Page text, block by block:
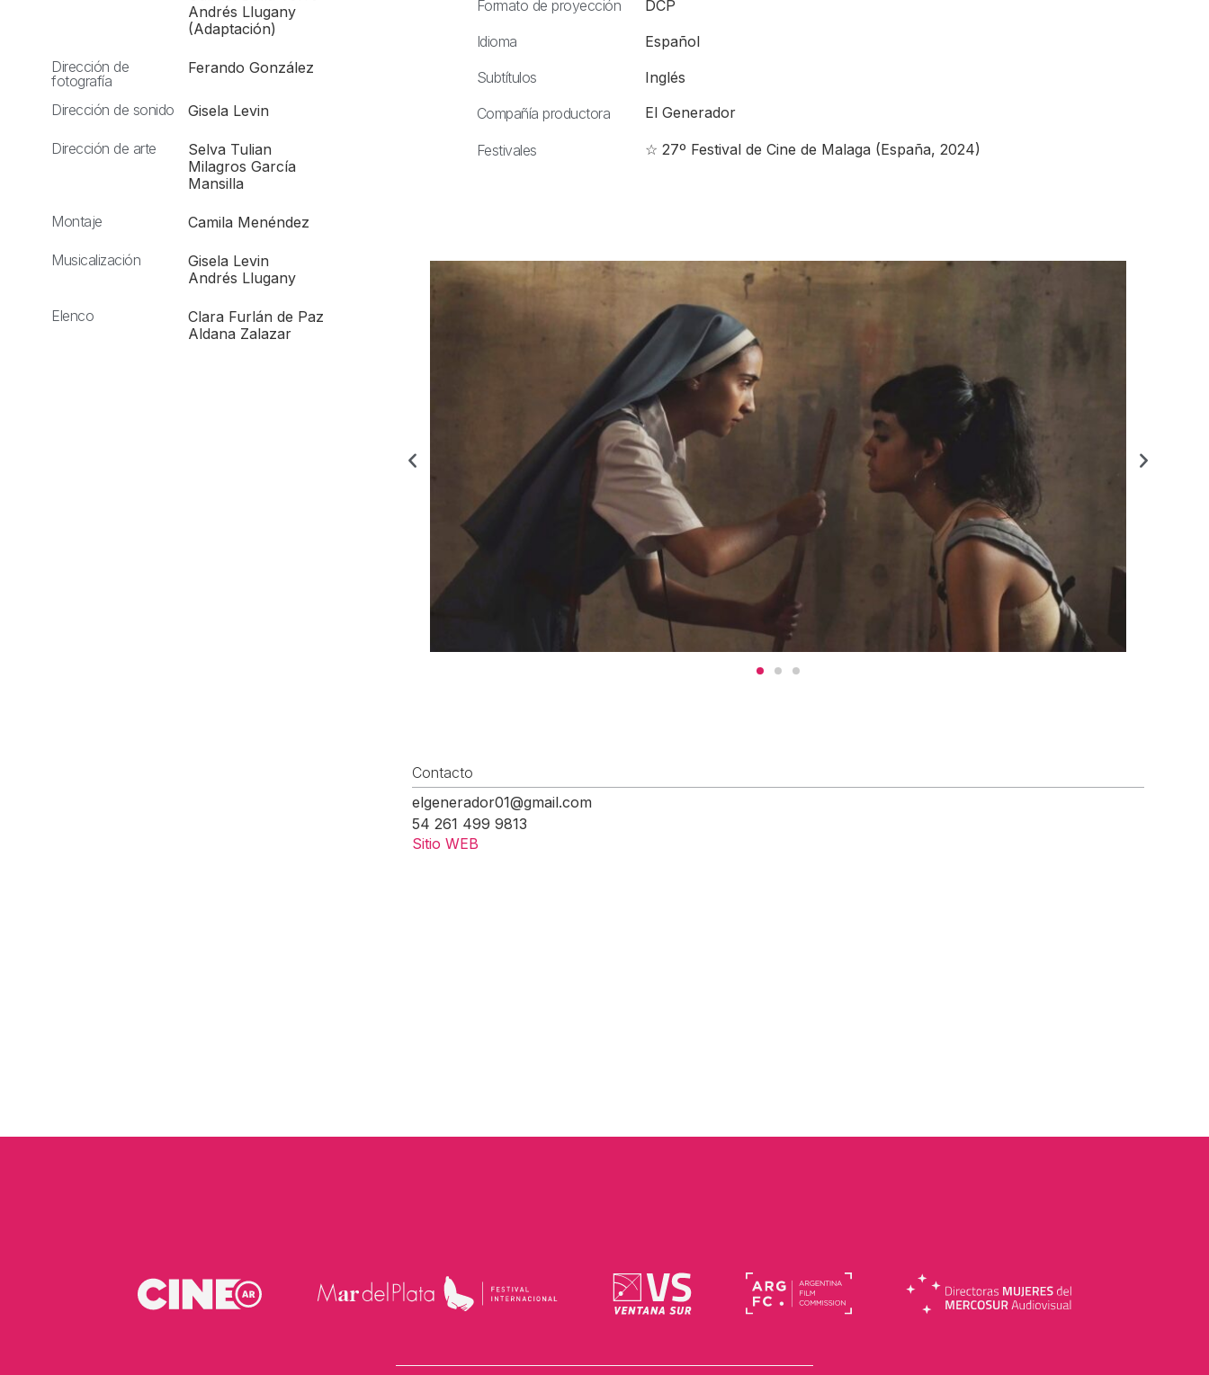
Andrés Llugany
(Adaptación)
Dirección de
fotografía
Ferando González
Dirección de sonido Gisela Levin
Dirección de arte
Selva Tulian
Milagros García
Mansilla
Montaje Camila Menéndez
Musicalización
Gisela Levin
Andrés Llugany
Elenco
Clara Furlán de Paz
Aldana Zalazar
Formato de proyección
DCP
Idioma
Español
Subtítulos
Inglés
Compañía productora
El Generador
Festivales ☆ 27º Festival de Cine de Malaga (España, 2024)
Contacto
elgenerador01@gmail.com
54 261 499 9813
Sitio WEB